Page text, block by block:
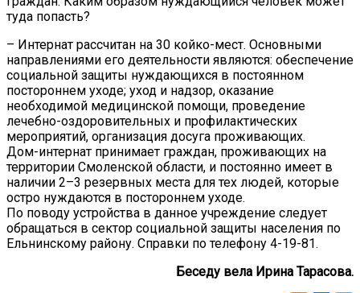
туда попасть?
– Интернат рассчитан на 30 койко-мест. Основными
направлениями его деятельности являются: обеспечение
социальной защиты нуждающихся в постоянном
постороннем уходе; уход и надзор, оказание
необходимой медицинской помощи, проведение
лечебно-оздоровительных и профилактических
мероприятий, организация досуга проживающих.
Дом-интернат принимает граждан, проживающих на
территории Смоленской области, и постоянно имеет в
наличии 2–3 резервных места для тех людей, которые
остро нуждаются в постороннем уходе.
По поводу устройства в данное учреждение следует
обращаться в сектор социальной защиты населения по
Ельнинскому району. Справки по телефону 4-19-81.
Беседу вела Ирина Тарасова.